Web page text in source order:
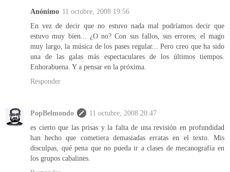
Anónimo 11 octubre, 2008 19:56
En vez de decir que no estuvo nada mal podríamos decir que
estuvo muy bien... ¿O no? Con sus fallos, sus errores, el mago
muy largo, la música de los pases regular... Pero creo que ha sido
una de las galas más espectaculares de los últimos tiempos.
Enhorabuena. Y a pensar en la próxima.
Responder
PopBelmondo
11 octubre, 2008 20:47
es cierto que las prisas y la falta de una revisión en profundidad
han hecho que cometiera demasiadas erratas en el texto. Mis
disculpas, qué pena que no pueda ir a clases de mecanografía en
los grupos cabalines.